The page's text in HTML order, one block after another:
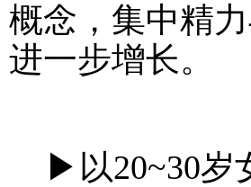
概念，集中精
进一步增长。
▶以20~30岁